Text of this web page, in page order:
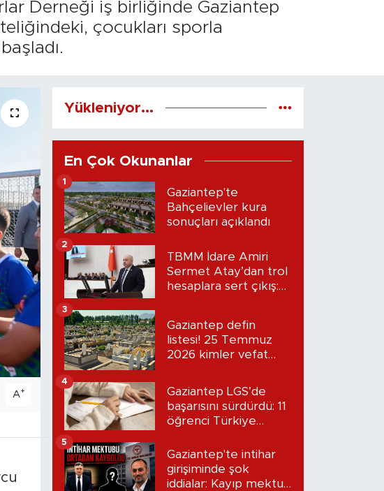
Derneği iş birliğinde Gaziantep
çocukları sporla
A+
Yükleniyor...
En Çok Okunanlar
Gaziantep'te
Bahçelievler kura
sonuçları açıklandı
1
TBMM İdare Amiri
Sermet Atay’dan trol
hesaplara sert çıkış:
2
Gaziantep defin
listesi! 25 Temmuz
2026 kimler vefat
3
Gaziantep LGS’de
başarısını sürdürdü: 11
öğrenci Türkiye
4
Gaziantep'te intihar
girişiminde şok
iddialar: Kayıp mektup
5